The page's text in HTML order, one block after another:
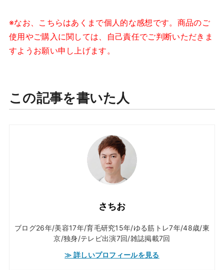
※なお、こちらはあくまで個人的な感想です。商品のご
使用やご購入に関しては、自己責任でご判断いただきま
すようお願い申し上げます。
この記事を書いた人
さちお
ブログ26年/美容17年/育毛研究15年/ゆる筋トレ7年/48歳/東
京/独身/テレビ出演7回/雑誌掲載7回
≫ 詳しいプロフィールを見る